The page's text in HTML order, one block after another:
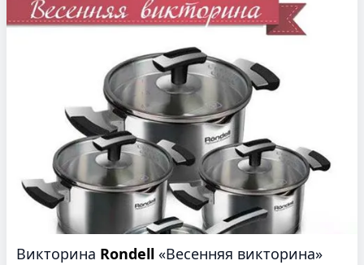
Викторина Rondell «Весенняя викторина»